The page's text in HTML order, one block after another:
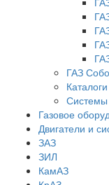
ГАЗ
Системы
Газовое
Двигатели и
ЗАЗ
ЗИЛ
КамАЗ